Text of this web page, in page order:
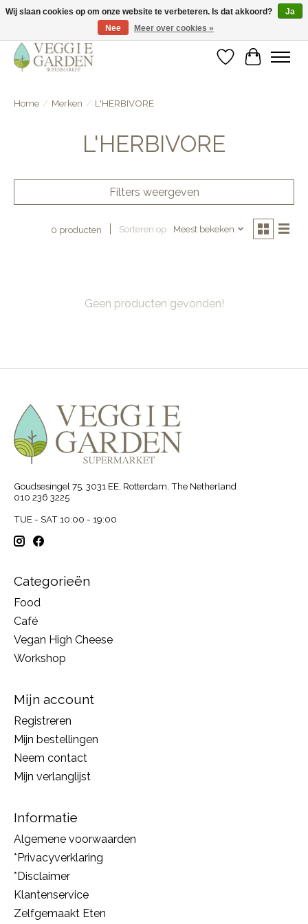
vegan & veggie products | free store pick-up
Verlanglijst
Home / Merken / L'HERBIVORE
L'HERBIVORE
Filters weergeven
0 producten Sorteren op Meest bekeken
Geen producten gevonden!
Goudsesingel 75, 3031 EE, Rotterdam, The Netherland
010 236 3225
TUE - SAT 10:00 - 19:00
Categorieën
Food
Café
Vegan High Cheese
Workshop
Mijn account
Registreren
Mijn bestellingen
Neem contact
Mijn verlanglijst
Informatie
Algemene voorwaarden
*Privacyverklaring
*Disclaimer
Klantenservice
Zelfgemaakt Eten
Wij slaan cookies op om onze website te verbeteren. Is dat akkoord?
Ja
Nee
Meer over cookies »